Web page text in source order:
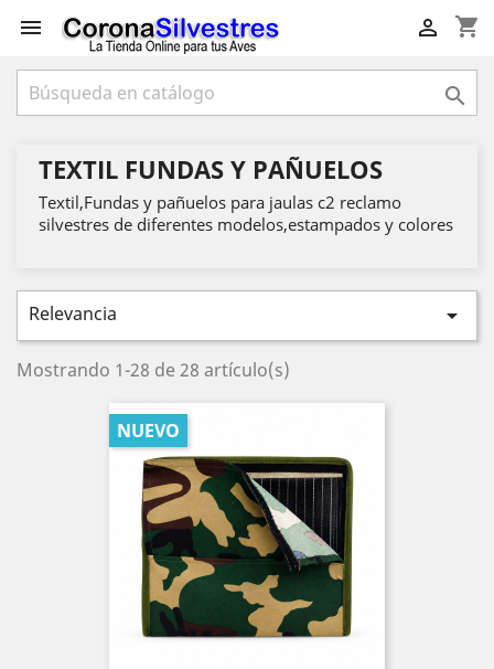
 shopping_cart


TEXTIL FUNDAS Y PAÑUELOS
Textil,Fundas y pañuelos para jaulas c2 reclamo
silvestres de diferentes modelos,estampados y colores
Relevancia 
Mostrando 1-28 de 28 artículo(s)
NUEVO